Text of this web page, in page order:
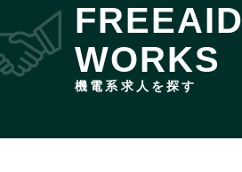
FREEAID
WORKS
機電系求人を探す